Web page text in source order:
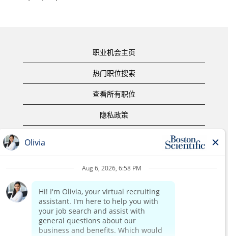
职业机会主页
热门职位搜索
查看所有职位
隐私政策
版权声明
公司主页